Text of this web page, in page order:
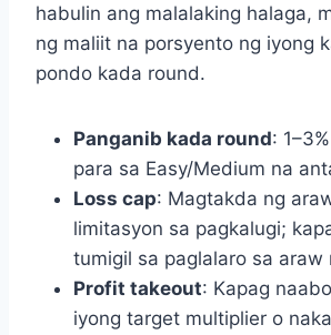
habulin ang malalaking halaga,
ng maliit na porsyento ng iyong
pondo kada round.
Panganib kada round:
para sa Easy/Medium na
Loss cap: Magtakda ng
limitasyon sa pagkalugi;
tumigil sa paglalaro sa araw
Profit takeout: Kapag
iyong target multiplier o